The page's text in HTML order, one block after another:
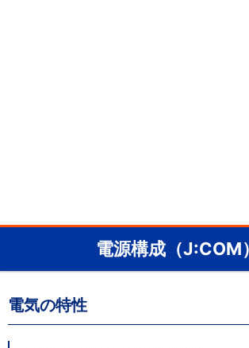
電源構成（J:COM）
電気の特性